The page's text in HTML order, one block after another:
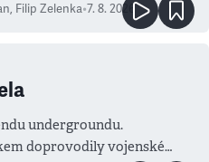
, Filip Zelenka•7. 8. 2026
undergroundu.
doprovodily vojenské